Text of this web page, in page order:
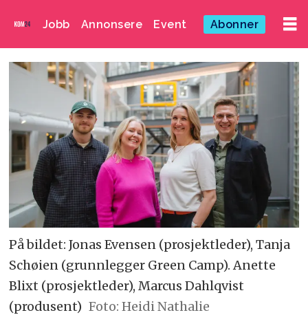
Jobb Annonsere Event Abonner
På bildet: Jonas Evensen (prosjektleder), Tanja
Schøien (grunnlegger Green Camp). Anette
Blixt (prosjektleder), Marcus Dahlqvist
(produsent) Foto: Heidi Nathalie